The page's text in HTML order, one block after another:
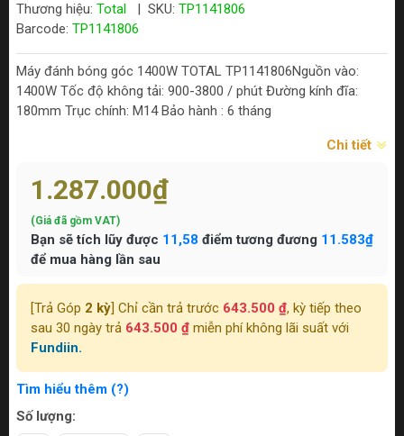
Thương hiệu: Total SKU: TP1141806
Barcode: TP1141806
Máy đánh bóng góc 1400W TOTAL TP1141806Nguồn vào:
1400W Tốc độ không tải: 900-3800 / phút Đường kính đĩa:
180mm Trục chính: M14 Bảo hành : 6 tháng
Chi tiết
1.287.000₫
(Giá đã gồm VAT)
Bạn sẽ tích lũy được 11,58 điểm tương đương 11.583₫
để mua hàng lần sau
[Trả Góp 2 kỳ ] Chỉ cần trả trước 643.500 ₫, kỳ tiếp theo
sau 30 ngày trả 643.500 ₫ miễn phí không lãi suất với
Fundiin.
Tìm hiểu thêm (?)
Số lượng: